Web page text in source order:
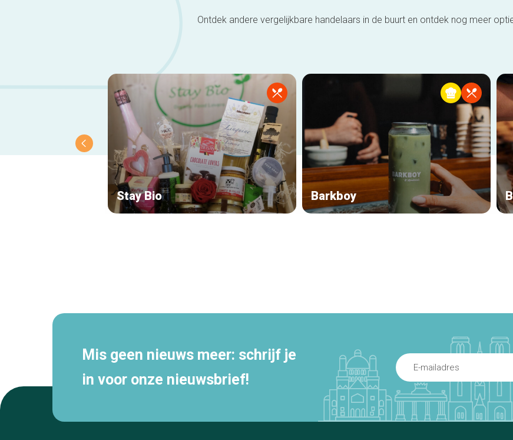
Ontdek andere vergelijkbare handelaars in de buurt en ontdek nog meer
Stay Bio Barkboy
Mis geen nieuws meer: schrijf je
in voor onze nieuwsbrief!